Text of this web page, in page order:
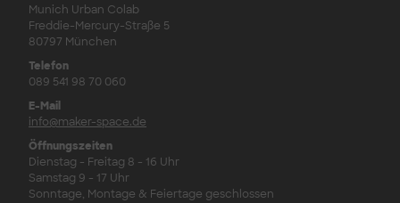
Munich Urban Colab
Freddie-Mercury-Straße 5
80797 München
Telefon
089 541 98 70 060
E-Mail
info@maker-space.de
Öffnungszeiten
Dienstag - Freitag 8 - 16 Uhr
Samstag 9 - 17 Uhr
Sonntage, Montage & Feiertage geschlossen